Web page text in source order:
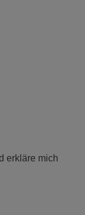
erkläre mich